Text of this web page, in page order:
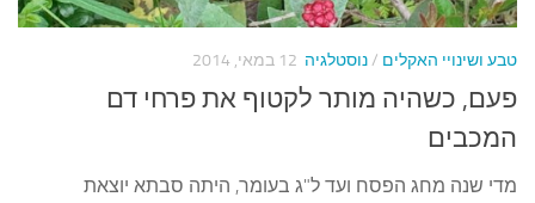
עצות סבתא
סבתא מספרת
נווה הבלוגים
קשר משפחתי
טבע ושינויי האקלים /נוסטלגיה 12 במאי, 2014
פעם, כשהיה מותר לקטוף את פרחי דם
המכבים
מדי שנה מחג הפסח ועד ל"ג בעומר, היתה סבתא יוצאת